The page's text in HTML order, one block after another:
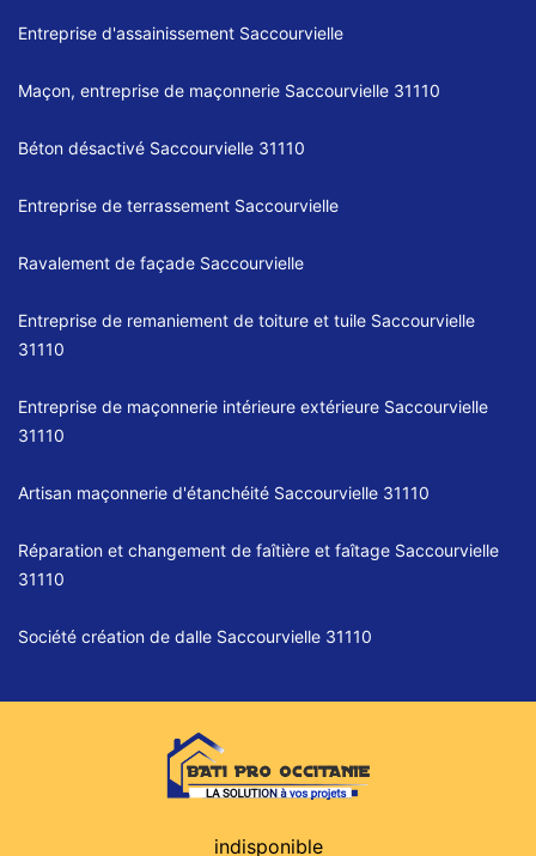
Entreprise d'assainissement Saccourvielle
Maçon, entreprise de maçonnerie Saccourvielle 31110
Béton désactivé Saccourvielle 31110
Entreprise de terrassement Saccourvielle
Ravalement de façade Saccourvielle
Entreprise de remaniement de toiture et tuile Saccourvielle
31110
Entreprise de maçonnerie intérieure extérieure Saccourvielle
31110
Artisan maçonnerie d'étanchéité Saccourvielle 31110
Réparation et changement de faîtière et faîtage Saccourvielle
31110
Société création de dalle Saccourvielle 31110
indisponible